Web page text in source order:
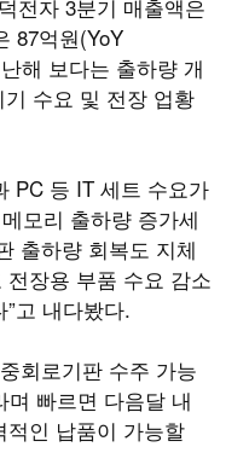
전자 3분기 매출액은
87억원(YoY
해 보다는 출하량 개
수요 및 전장 업황
PC 등 IT 세트 수요가
모리 출하량 증가세
출하량 회복도 지체
장용 부품 수요 감소
고 내다봤다.
회로기판 수주 가능
며 빠르면 다음달 내
인 납품이 가능할